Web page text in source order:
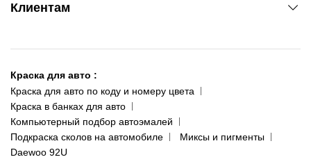
ул. Рабочая, 2-а
093 611-39-23
(ориентир: Интайм №40)
Одесса
пр-т Акад. Глушко, 29
066 554-97-70
Клиентам
Доставка и оплата
Сотрудничество
Наши публикации
Публичная оферта
Политика конфиденциальности
Краска для авто :
Краска для авто по коду и номеру цвета
Краска в банках для авто
Компьютерный подбор автоэмалей
Подкраска сколов на автомобиле
Миксы и пигменты
Daewoo 92U